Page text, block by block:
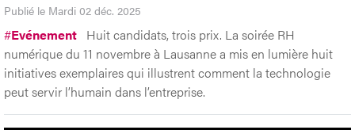
Publié le Mardi 02 déc. 2025
#Evénement Huit candidats, trois prix. La soirée RH
numérique du 11 novembre à Lausanne a mis en lumière huit
initiatives exemplaires qui illustrent comment la technologie
peut servir l’humain dans l’entreprise.